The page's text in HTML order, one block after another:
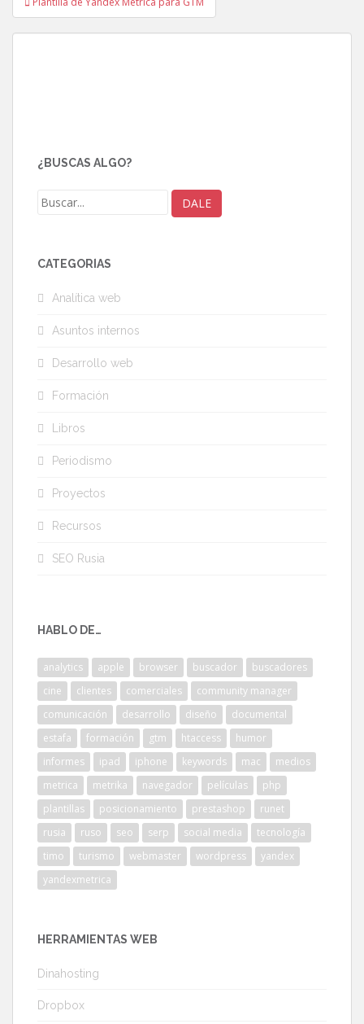
de
entradas
¿BUSCAS ALGO?
CATEGORÍAS
Analítica web
Asuntos internos
Desarrollo web
Formación
Libros
Periodismo
Proyectos
Recursos
SEO Rusia
HABLO DE…
analytics apple browser buscador
buscadores
cine
clientes comerciales
community manager
comunicación
desarrollo diseño
documental
estafa
formación gtm htaccess
humor
informes
ipad iphone keywords mac
medios
metrica
metrika navegador películas
php
plantillas
posicionamiento prestashop
runet
rusia
ruso seo serp social media
tecnología
timo
turismo webmaster wordpress
yandex
yandexmetrica
HERRAMIENTAS WEB
Dinahosting
Dropbox